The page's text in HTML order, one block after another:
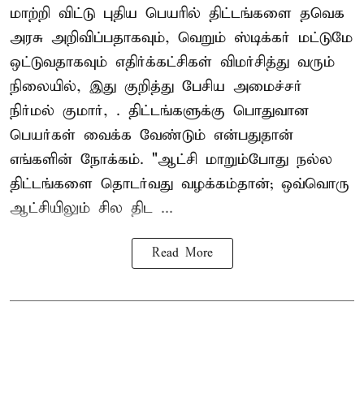
மாற்றி விட்டு புதிய பெயரில் திட்டங்களை தவெக
அரசு அறிவிப்பதாகவும், வெறும் ஸ்டிக்கர் மட்டுமே
ஒட்டுவதாகவும் எதிர்க்கட்சிகள் விமர்சித்து வரும்
நிலையில், இது குறித்து பேசிய அமைச்சர்
நிர்மல் குமார், . திட்டங்களுக்கு பொதுவான
பெயர்கள் வைக்க வேண்டும் என்பதுதான்
எங்களின் நோக்கம். "ஆட்சி மாறும்போது நல்ல
திட்டங்களை தொடர்வது வழக்கம்தான்; ஒவ்வொரு
ஆட்சியிலும் சில திட ...
Read More